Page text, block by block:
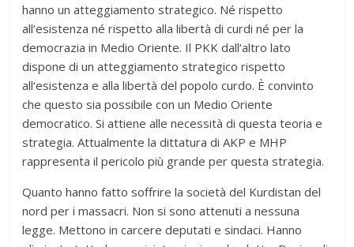
hanno un atteggiamento strategico. Né rispetto
all‘esistenza né rispetto alla libertà di curdi né per la
democrazia in Medio Oriente. Il PKK dall‘altro lato
dispone di un atteggiamento strategico rispetto
all‘esistenza e alla libertà del popolo curdo. È convinto
che questo sia possibile con un Medio Oriente
democratico. Si attiene alle necessità di questa teoria e
strategia. Attualmente la dittatura di AKP e MHP
rappresenta il pericolo più grande per questa strategia.
Quanto hanno fatto soffrire la società del Kurdistan del
nord per i massacri. Non si sono attenuti a nessuna
legge. Mettono in carcere deputati e sindaci. Hanno